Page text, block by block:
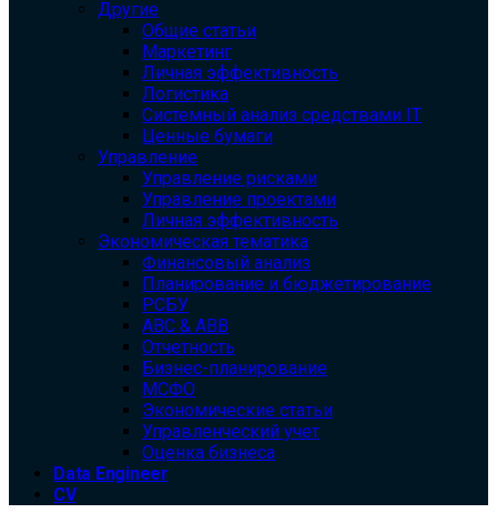
Другие
Общие статьи
Маркетинг
Личная эффективность
Логистика
Системный анализ средствами IT
Ценные бумаги
Управление
Управление рисками
Управление проектами
Личная эффективность
Экономическая тематика
Финансовый анализ
Планирование и бюджетирование
РСБУ
ABC & ABB
Отчетность
Бизнес-планирование
МСФО
Экономические статьи
Управленческий учет
Оценка бизнеса
Data Engineer
CV